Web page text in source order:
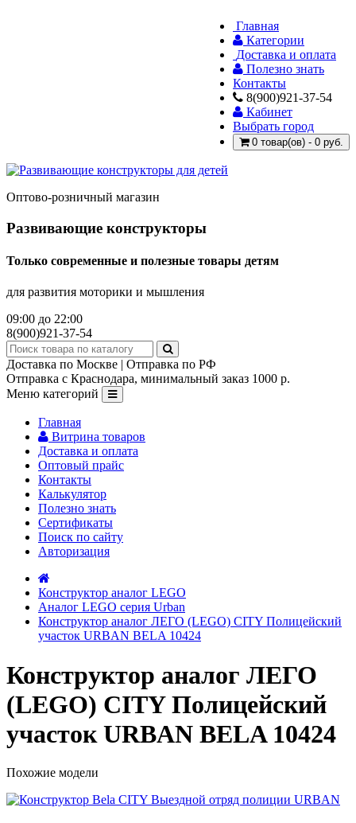
Главная
Категории
Доставка и оплата
Полезно знать
Контакты
8(900)921-37-54
Кабинет
Выбрать город
0 товар(ов) - 0 руб.
Оптово-розничный магазин
Развивающие конструкторы
Только современные и полезные товары детям
для развития моторики и мышления
09:00 до 22:00
8(900)921-37-54
Доставка по Москве | Отправка по РФ
Отправка с Краснодара, минимальный заказ 1000 р.
Меню категорий
Главная
Витрина товаров
Доставка и оплата
Оптовый прайс
Контакты
Калькулятор
Полезно знать
Сертификаты
Поиск по сайту
Авторизация
Конструктор аналог LEGO
Аналог LEGO серия Urban
Конструктор аналог ЛЕГО (LEGO) CITY Полицейский
участок URBAN BELA 10424
Конструктор аналог ЛЕГО
(LEGO) CITY Полицейский
участок URBAN BELA 10424
Похожие модели